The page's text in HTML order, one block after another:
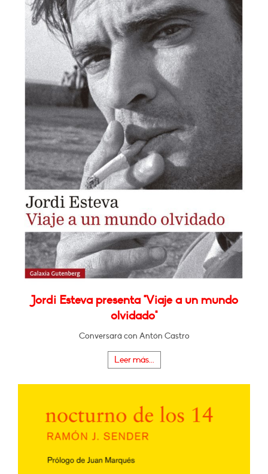
Jordi Esteva presenta "Viaje a un mundo
olvidado"
Conversará con Antón Castro
Leer más...